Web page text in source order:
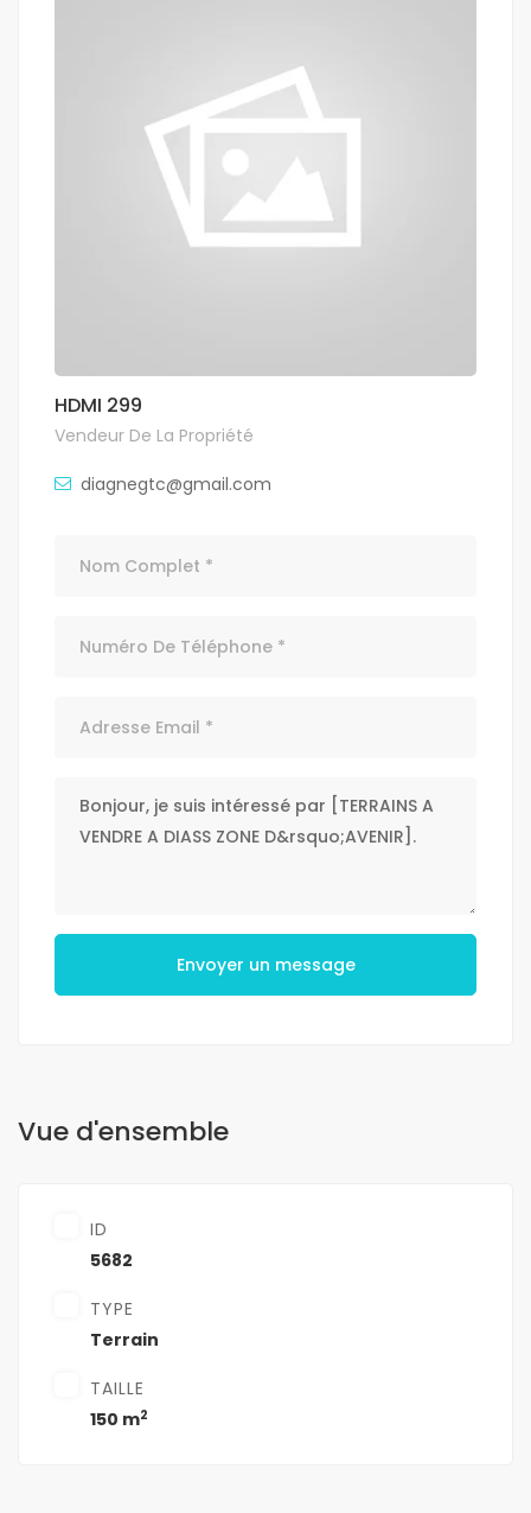
HDMI 299
Vendeur De La Propriété
diagnegtc@gmail.com
Envoyer un message
Vue d'ensemble
ID
5682
TYPE
Terrain
TAILLE
150 m2